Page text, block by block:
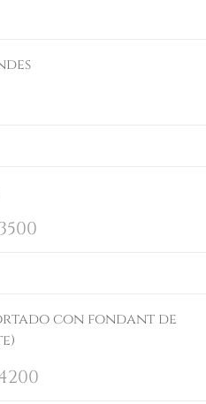
3500
con fondant de